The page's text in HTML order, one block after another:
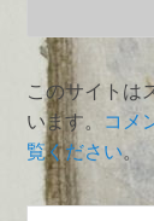
このサイトは
います。 コメ
覧ください。